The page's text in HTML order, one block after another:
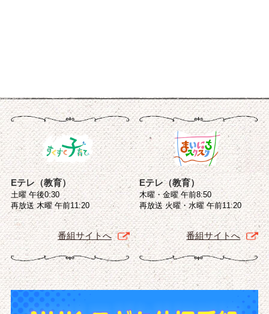
Eテレ（教育）
土曜 午後0:30
再放送 木曜 午前11:20
番組サイトへ
Eテレ（教育）
木曜・金曜 午前8:50
再放送 火曜・水曜 午前11:20
番組サイトへ